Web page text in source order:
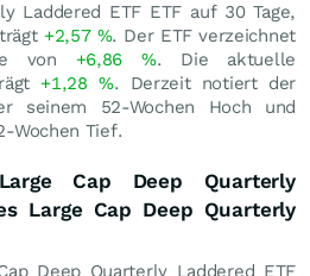
Laddered ETF ETF auf 30 Tage,
+2,57 %. Der ETF verzeichnet
von +6,86%. Die aktuelle
+1,28 %. Derzeit notiert der
seinem 52-Wochen Hoch und
Wochen Tief.
Cap Deep Quarterly
Large Cap Deep Quarterly
Deep Quarterly Laddered ETF